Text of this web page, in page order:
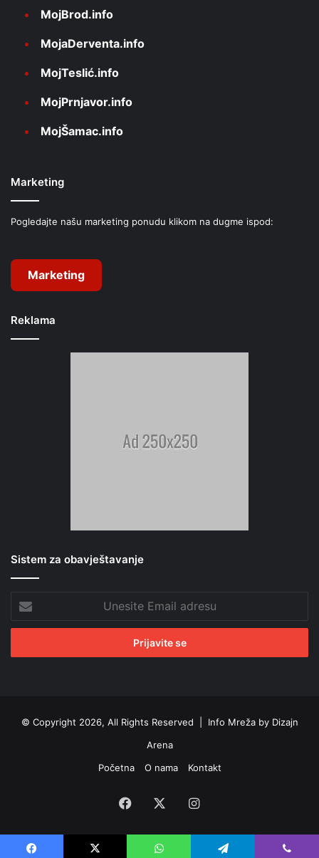
MojBrod.info
MojaDerventa.info
MojTeslić.info
MojPrnjavor.info
MojŠamac.info
Marketing
Pogledajte našu marketing ponudu klikom na dugme ispod:
Marketing
Reklama
Sistem za obavještavanje
Email
adresu
© Copyright 2026, All Rights Reserved | Info Mreža by Dizajn
Arena
Početna
O nama Kontakt
Facebook Instagram